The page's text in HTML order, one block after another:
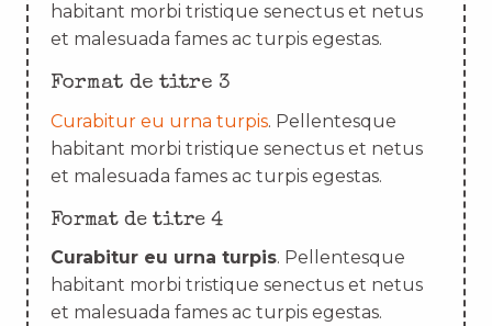
habitant morbi tristique senectus et netus
et malesuada fames ac turpis egestas.
Format de titre 3
Curabitur eu urna turpis. Pellentesque
habitant morbi tristique senectus et netus
et malesuada fames ac turpis egestas.
Format de titre 4
Curabitur eu urna turpis. Pellentesque
habitant morbi tristique senectus et netus
et malesuada fames ac turpis egestas.